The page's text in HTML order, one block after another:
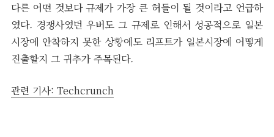
다른 어떤 것보다 규제가 가장 큰 허들이 될 것이라고 언급하
였다. 경쟁사였던 우버도 그 규제로 인해서 성공적으로 일본
시장에 안착하지 못한 상황에도 리프트가 일본시장에 어떻게
진출할지 그 귀추가 주목된다.
관련 기사: Techcrunch